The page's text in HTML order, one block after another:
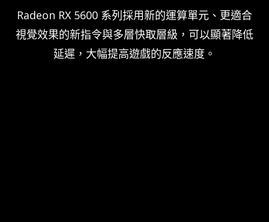
Radeon RX 5600 系列採用新的運算單元、更適合
視覺效果的新指令與多層快取層級，可以顯著降低
延遲，大幅提高遊戲的反應速度。